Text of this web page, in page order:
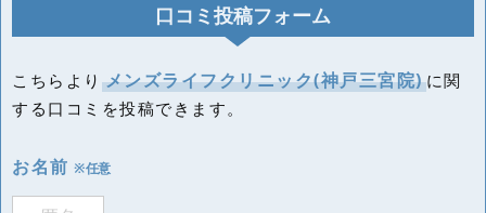
口コミ投稿フォーム
こちらより メンズライフクリニック(神戸三宮院)に関
する口コミを投稿できます。
お名前 ※任意